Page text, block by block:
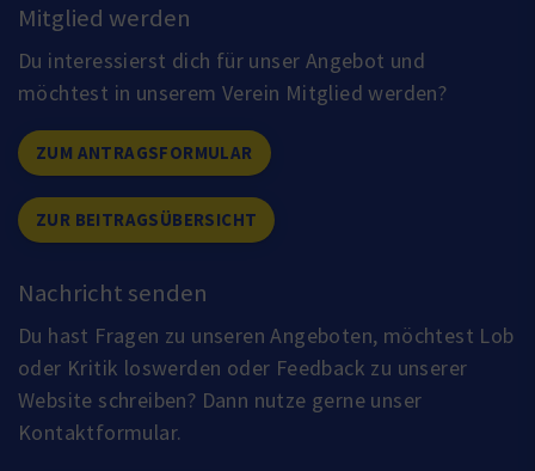
Mitglied werden
Du interessierst dich für unser Angebot und
möchtest in unserem Verein Mitglied werden?
ZUM ANTRAGSFORMULAR
ZUR BEITRAGSÜBERSICHT
Nachricht senden
Du hast Fragen zu unseren Angeboten, möchtest Lob
oder Kritik loswerden oder Feedback zu unserer
Website schreiben? Dann nutze gerne unser
Kontaktformular.